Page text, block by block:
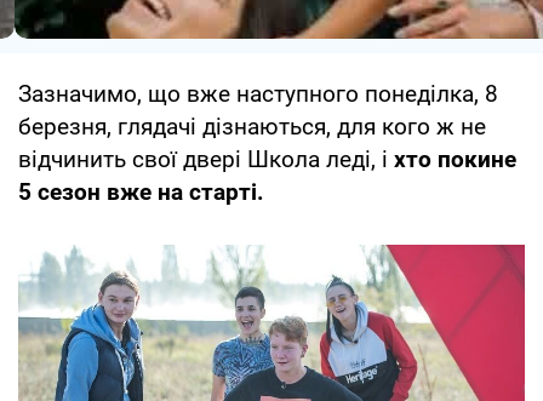
Зазначимо, що вже наступного понеділка, 8
березня, глядачі дізнаються, для кого ж не
відчинить свої двері Школа леді, і хто покине
5 сезон вже на старті.